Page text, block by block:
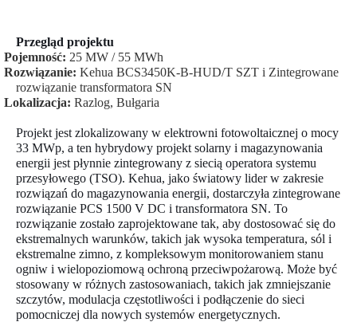
Przegląd projektu
Pojemność: 25 MW / 55 MWh
Rozwiązanie: Kehua BCS3450K-B-HUD/T SZT i Zintegrowane
rozwiązanie transformatora SN
Lokalizacja: Razlog, Bułgaria
Projekt jest zlokalizowany w elektrowni fotowoltaicznej o mocy
33 MWp, a ten hybrydowy projekt solarny i magazynowania
energii jest płynnie zintegrowany z siecią operatora systemu
przesyłowego (TSO). Kehua, jako światowy lider w zakresie
rozwiązań do magazynowania energii, dostarczyła zintegrowane
rozwiązanie PCS 1500 V DC i transformatora SN. To
rozwiązanie zostało zaprojektowane tak, aby dostosować się do
ekstremalnych warunków, takich jak wysoka temperatura, sól i
ekstremalne zimno, z kompleksowym monitorowaniem stanu
ogniw i wielopoziomową ochroną przeciwpożarową. Może być
stosowany w różnych zastosowaniach, takich jak zmniejszanie
szczytów, modulacja częstotliwości i podłączenie do sieci
pomocniczej dla nowych systemów energetycznych.